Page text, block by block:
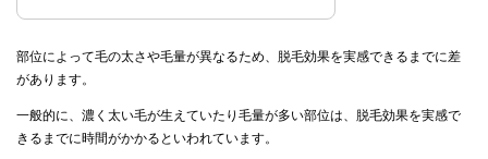
部位によって毛の太さや毛量が異なるため、脱毛効果を実感できるまでに差
があります。
一般的に、濃く太い毛が生えていたり毛量が多い部位は、脱毛効果を実感で
きるまでに時間がかかるといわれています。